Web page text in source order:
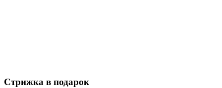
Стрижка в подарок